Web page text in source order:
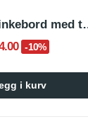
URBY
-10%
i kurv